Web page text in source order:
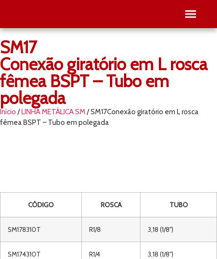
SM17
Conexão giratório em L rosca
fêmea BSPT – Tubo em
polegada
Início /LINHA METÁLICA SM/ SM17Conexão giratório em L rosca
fêmea BSPT – Tubo em polegada
CÓDIGO ROSCA TUBO
SM178310T R1/8 3,18 (1/8")
SM174310T R1/4 3,18 (1/8")